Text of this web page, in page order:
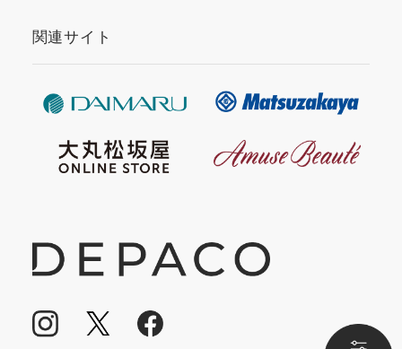
関連サイト